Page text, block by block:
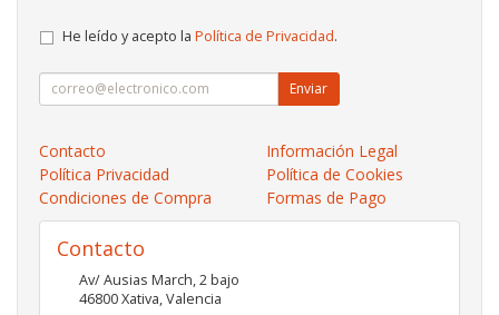
He leído y acepto la Política de Privacidad.
Enviar
Contacto
Información Legal
Política Privacidad
Política de Cookies
Condiciones de Compra
Formas de Pago
Contacto
Av/ Ausias March, 2 bajo
46800Xativa,Valencia